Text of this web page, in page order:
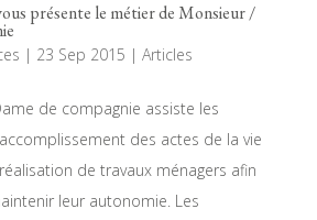
présente le métier de Monsieur /
| 23 Sep 2015 | Articles
de compagnie assiste les
des actes de la vie
de travaux ménagers afin
leur autonomie. Les